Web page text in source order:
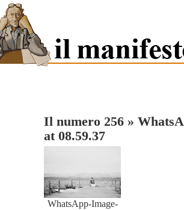
Il numero 256 »
at 08.59.37
WhatsApp-Image-